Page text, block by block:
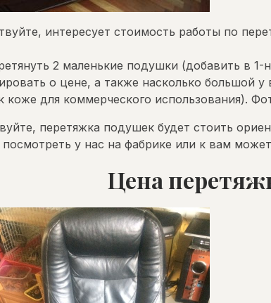
интересует стоимость работы по
2 маленькие подушки (добавить в
о цене, а также насколько большой
коже для коммерческого использования).
перетяжка подушек будет стоить
у нас на фабрике или к вам
Цена